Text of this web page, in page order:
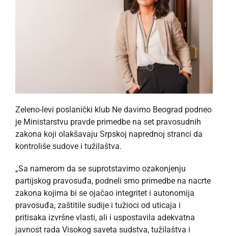
Zeleno-levi poslanički klub Ne davimo Beograd podneo
je Ministarstvu pravde primedbe na set pravosudnih
zakona koji olakšavaju Srpskoj naprednoj stranci da
kontroliše sudove i tužilaštva.
„Sa namerom da se suprotstavimo ozakonjenju
partijskog pravosuđa, podneli smo primedbe na nacrte
zakona kojima bi se ojačao integritet i autonomija
pravosuđa, zaštitile sudije i tužioci od uticaja i
pritisaka izvršne vlasti, ali i uspostavila adekvatna
javnost rada Visokog saveta sudstva, tužilaštva i